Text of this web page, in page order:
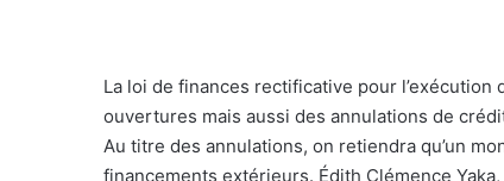
La loi de finances rectificative pour
ouvertures mais aussi des annulations de
Au titre des annulations, on retiendra qu’un
financements extérieurs. Édith Clémence